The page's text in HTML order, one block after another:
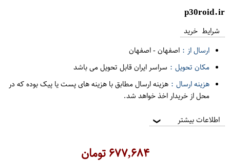
p30roid.ir
شرایط خرید
ارسال از : اصفهان-اصفهان
مکان تحویل : سراسر ایران قابل تحویل می باشد
هزینه ارسال : هزینه ارسال مطابق با هزینه های پست یا پیک بوده که در
محل از خریدار اخذ خواهد شد.
اطلاعات بیشتر ❯
۶۷۷,۶۸۴تومان